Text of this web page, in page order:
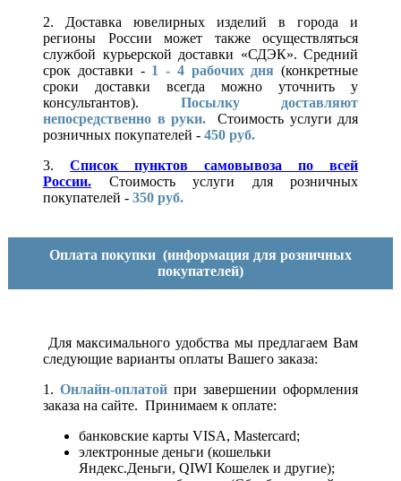
2. Доставка ювелирных изделий в города и
регионы России может также осуществляться
службой курьерской доставки «СДЭК». Средний
срок доставки - 1 - 4 рабочих дня (конкретные
сроки доставки всегда можно уточнить у
консультантов). Посылку доставляют
непосредственно в руки.
Стоимость услуги для
розничных покупателей - 450 руб.
3. Список пунктов самовывоза по всей
России.
Стоимость услуги для розничных
покупателей - 350 руб.
Оплата покупки (информация для розничных
покупателей)
Для максимального удобства мы предлагаем Вам
следующие варианты оплаты Вашего заказа:
1. Онлайн-оплатой при завершении оформления
заказа на сайте. Принимаем к оплате:
банковские карты VISA, Mastercard;
электронные деньги (кошельки
Яндекс.Деньги, QIWI Кошелек и другие);